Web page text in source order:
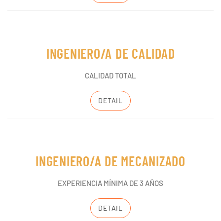
INGENIERO/A DE CALIDAD
CALIDAD TOTAL
DETAIL
INGENIERO/A DE MECANIZADO
EXPERIENCIA MÍNIMA DE 3 AÑOS
DETAIL